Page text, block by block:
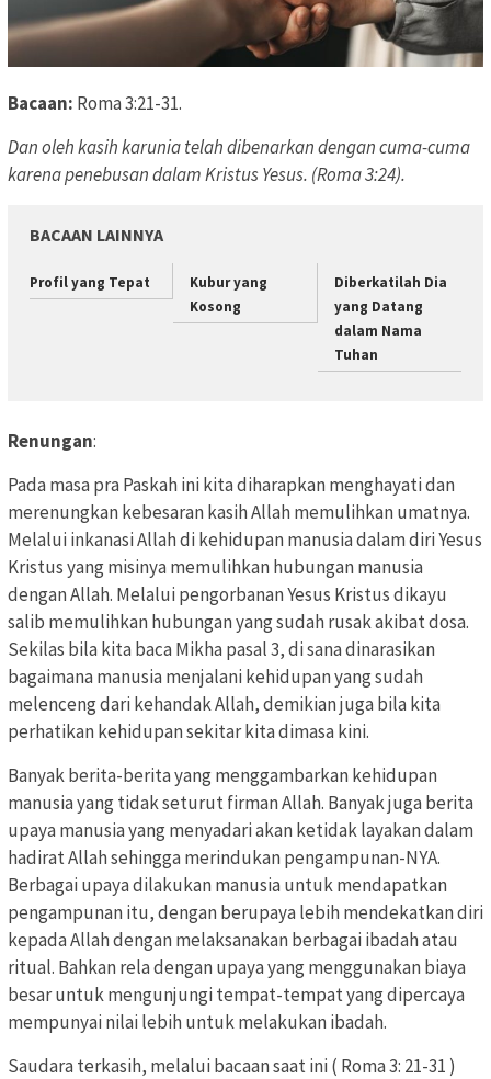
Bacaan: Roma 3:21-31.
Dan oleh kasih karunia telah dibenarkan dengan cuma-cuma
karena penebusan dalam Kristus Yesus. (Roma 3:24).
BACAAN LAINNYA
Profil yang Tepat
Kubur yang
Kosong
Diberkatilah Dia
yang Datang
dalam Nama
Tuhan
Renungan:
Pada masa pra Paskah ini kita diharapkan menghayati dan
merenungkan kebesaran kasih Allah memulihkan umatnya.
Melalui inkanasi Allah di kehidupan manusia dalam diri Yesus
Kristus yang misinya memulihkan hubungan manusia
dengan Allah. Melalui pengorbanan Yesus Kristus dikayu
salib memulihkan hubungan yang sudah rusak akibat dosa.
Sekilas bila kita baca Mikha pasal 3, di sana dinarasikan
bagaimana manusia menjalani kehidupan yang sudah
melenceng dari kehandak Allah, demikian juga bila kita
perhatikan kehidupan sekitar kita dimasa kini.
Banyak berita-berita yang menggambarkan kehidupan
manusia yang tidak seturut firman Allah. Banyak juga berita
upaya manusia yang menyadari akan ketidak layakan dalam
hadirat Allah sehingga merindukan pengampunan-NYA.
Berbagai upaya dilakukan manusia untuk mendapatkan
pengampunan itu, dengan berupaya lebih mendekatkan diri
kepada Allah dengan melaksanakan berbagai ibadah atau
ritual. Bahkan rela dengan upaya yang menggunakan biaya
besar untuk mengunjungi tempat-tempat yang dipercaya
mempunyai nilai lebih untuk melakukan ibadah.
Saudara terkasih, melalui bacaan saat ini ( Roma 3: 21-31 )